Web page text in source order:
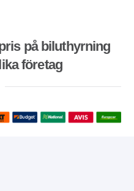
på biluthyrning
företag